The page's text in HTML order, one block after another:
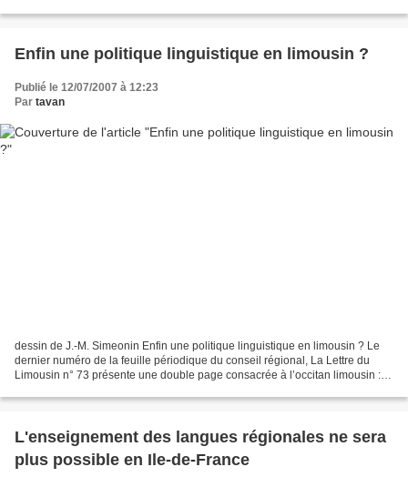
Enfin une politique linguistique en limousin ?
Publié le 12/07/2007 à 12:23
Par tavan
dessin de J.-M. Simeonin Enfin une politique linguistique en limousin ? Le
dernier numéro de la feuille périodique du conseil régional, La Lettre du
Limousin n° 73 présente une double page consacrée à l’occitan limousin : «
L'enseignement des langues régionales ne sera
plus possible en Ile-de-France